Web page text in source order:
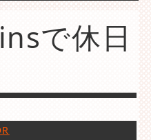
で休日